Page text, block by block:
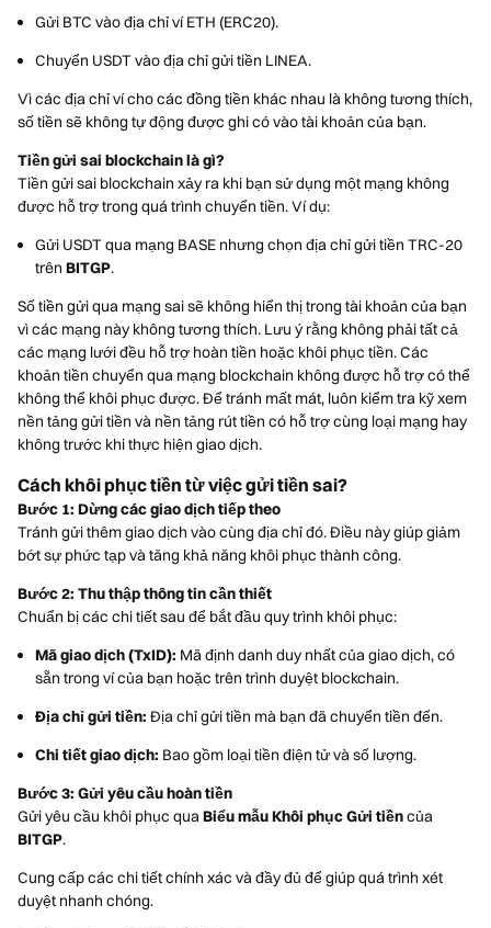
Gửi BTC vào địa chỉ ví ETH (ERC20).
Chuyển USDT vào địa chỉ gửi tiền LINEA.
Vì các địa chỉ ví cho các đồng tiền khác nhau là không tương thích,
số tiền sẽ không tự động được ghi có vào tài khoản của bạn.
Tiền gửi sai blockchain là gì?
Tiền gửi sai blockchain xảy ra khi bạn sử dụng một mạng không
được hỗ trợ trong quá trình chuyển tiền. Ví dụ:
Gửi USDT qua mạng BASE nhưng chọn địa chỉ gửi tiền TRC-20
trên BITGP.
Số tiền gửi qua mạng sai sẽ không hiển thị trong tài khoản của bạn
vì các mạng này không tương thích. Lưu ý rằng không phải tất cả
các mạng lưới đều hỗ trợ hoàn tiền hoặc khôi phục tiền. Các
khoản tiền chuyển qua mạng blockchain không được hỗ trợ có thể
không thể khôi phục được. Để tránh mất mát, luôn kiểm tra kỹ xem
nền tảng gửi tiền và nền tảng rút tiền có hỗ trợ cùng loại mạng hay
không trước khi thực hiện giao dịch.
Cách khôi phục tiền từ việc gửi tiền sai?
Bước 1: Dừng các giao dịch tiếp theo
Tránh gửi thêm giao dịch vào cùng địa chỉ đó. Điều này giúp giảm
bớt sự phức tạp và tăng khả năng khôi phục thành công.
Bước 2: Thu thập thông tin cần thiết
Chuẩn bị các chi tiết sau để bắt đầu quy trình khôi phục:
Mã giao dịch (TxID): Mã định danh duy nhất của giao dịch, có
sẵn trong ví của bạn hoặc trên trình duyệt blockchain.
Địa chỉ gửi tiền: Địa chỉ gửi tiền mà bạn đã chuyển tiền đến.
Chi tiết giao dịch: Bao gồm loại tiền điện tử và số lượng.
Bước 3: Gửi yêu cầu hoàn tiền
Gửi yêu cầu khôi phục qua Biểu mẫu Khôi phục Gửi tiềncủa
BITGP.
Cung cấp các chi tiết chính xác và đầy đủ để giúp quá trình xét
duyệt nhanh chóng.